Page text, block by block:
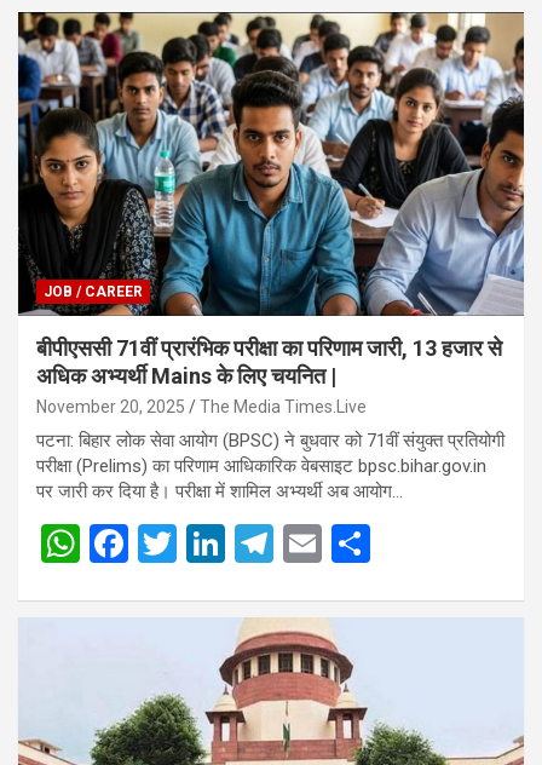
JOB / CAREER
बीपीएससी 71वीं प्रारंभिक परीक्षा का परिणाम जारी, 13 हजार से
अधिक अभ्यर्थी Mains के लिए चयनित |
November 20, 2025 The Media Times.Live
पटना: बिहार लोक सेवा आयोग (BPSC) ने बुधवार को 71वीं संयुक्त प्रतियोगी
परीक्षा (Prelims) का परिणाम आधिकारिक वेबसाइट bpsc.bihar.gov.in
पर जारी कर दिया है। परीक्षा में शामिल अभ्यर्थी अब आयोग…
W
at
p
F
ce
o
o
T
tt
Li
ke
dI
n
T
e
gr
a
m
E
ail ar